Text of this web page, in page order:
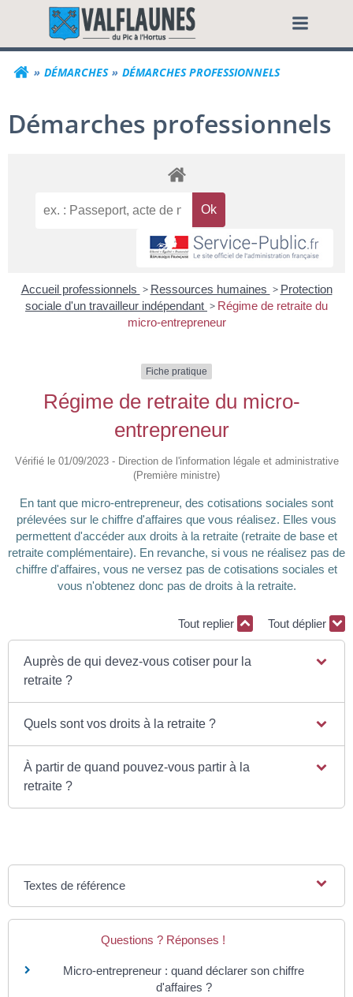
contenuCommune de
DÉMARCHES DÉMARCHES PROFESSIONNELS
Démarches professionnels
Accueil professionnels > Ressources humaines > Protection
sociale d'un travailleur indépendant > Régime de retraite du
micro-entrepreneur
Fiche pratique
Régime de retraite du micro-
entrepreneur
Vérifié le 01/09/2023 - Direction de l'information légale et administrative
(Première ministre)
En tant que micro-entrepreneur, des cotisations sociales sont
prélevées sur le chiffre d'affaires que vous réalisez. Elles vous
permettent d'accéder aux droits à la retraite (retraite de base et
retraite complémentaire). En revanche, si vous ne réalisez pas de
chiffre d'affaires, vous ne versez pas de cotisations sociales et
vous n'obtenez donc pas de droits à la retraite.
Tout replier Tout déplier
Auprès de qui devez-vous cotiser pour la
retraite ?
Quels sont vos droits à la retraite ?
À partir de quand pouvez-vous partir à la
retraite ?
Textes de référence
Questions ? Réponses !
Micro-entrepreneur : quand déclarer son chiffre
d'affaires ?